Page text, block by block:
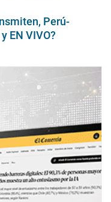
Perú-
EN VIVO?